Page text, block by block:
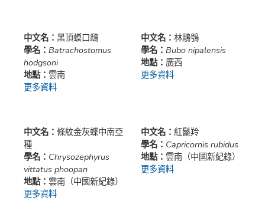
中文名： 黑頂蟆口鴟
學名： Batrachostomus
hodgsoni
地點： 雲南
更多資料
中文名：林鵰鴞
學名：Bubo nipalensis
地點：廣西
更多資料
中文名： 條紋金灰蝶中南亞
種
學名： Chrysozephyrus
vittatus phoopan
地點： 雲南（中國新紀錄）
更多資料
中文名：紅鬣羚
學名： Capricornis rubidus
地點：雲南（中國新紀錄）
更多資料